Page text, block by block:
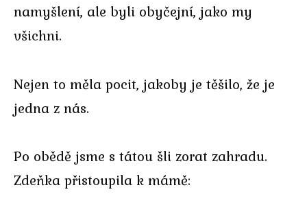
namyšlení, ale byli obyčejní, jako my
všichni.
Nejen to měla pocit, jakoby je těšilo, že je
jedna z nás.
Po obědě jsme s tátou šli zorat zahradu.
Zdeňka přistoupila k mámě: